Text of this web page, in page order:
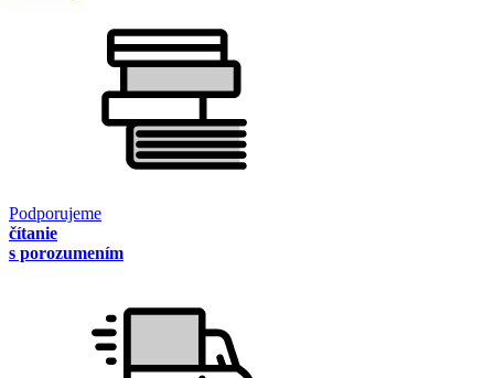
Podporujeme
čítanie
s porozumením